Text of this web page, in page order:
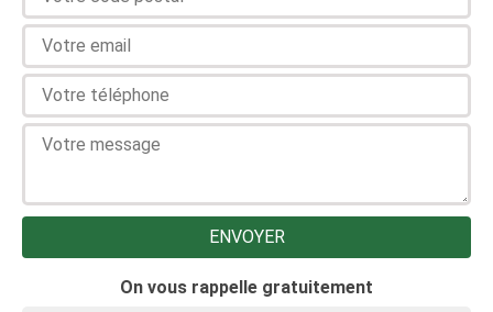
On vous rappelle gratuitement